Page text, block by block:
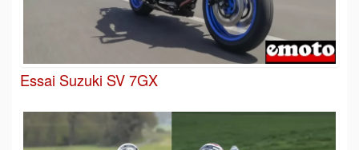
Essai Suzuki SV 7GX